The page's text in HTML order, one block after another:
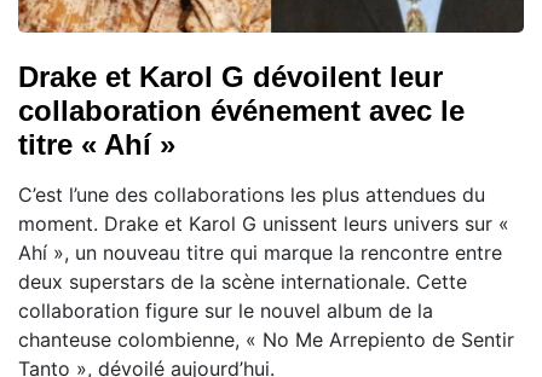
Drake et Karol G dévoilent leur
collaboration événement avec le
titre « Ahí »
C’est l’une des collaborations les plus attendues du
moment. Drake et Karol G unissent leurs univers sur «
Ahí », un nouveau titre qui marque la rencontre entre
deux superstars de la scène internationale. Cette
collaboration figure sur le nouvel album de la
chanteuse colombienne, « No Me Arrepiento de Sentir
Tanto », dévoilé aujourd’hui.